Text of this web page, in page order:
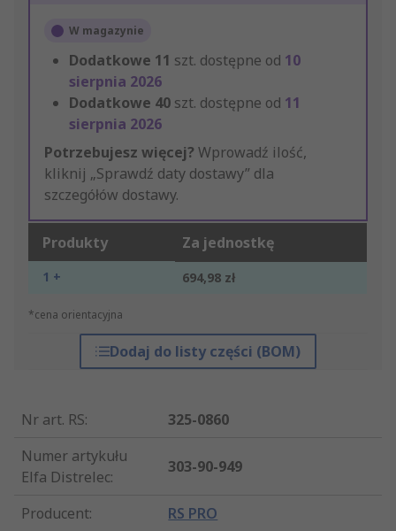
W magazynie
Dodatkowe 11 szt. dostępne od 10
sierpnia 2026
Dodatkowe 40 szt. dostępne od 11
sierpnia 2026
Potrzebujesz więcej? Wprowadź ilość,
kliknij „Sprawdź daty dostawy” dla
szczegółów dostawy.
Produkty Za jednostkę
1 + 694,98 zł
*cena orientacyjna
Dodaj do listy części (BOM)
Nr art. RS:
325-0860
Numer artykułu
Elfa Distrelec:
303-90-949
Producent: RS PRO